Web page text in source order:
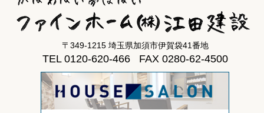
〒349-1215 埼玉県加須市伊賀袋41番地
TEL 0120-620-466 FAX 0280-62-4500